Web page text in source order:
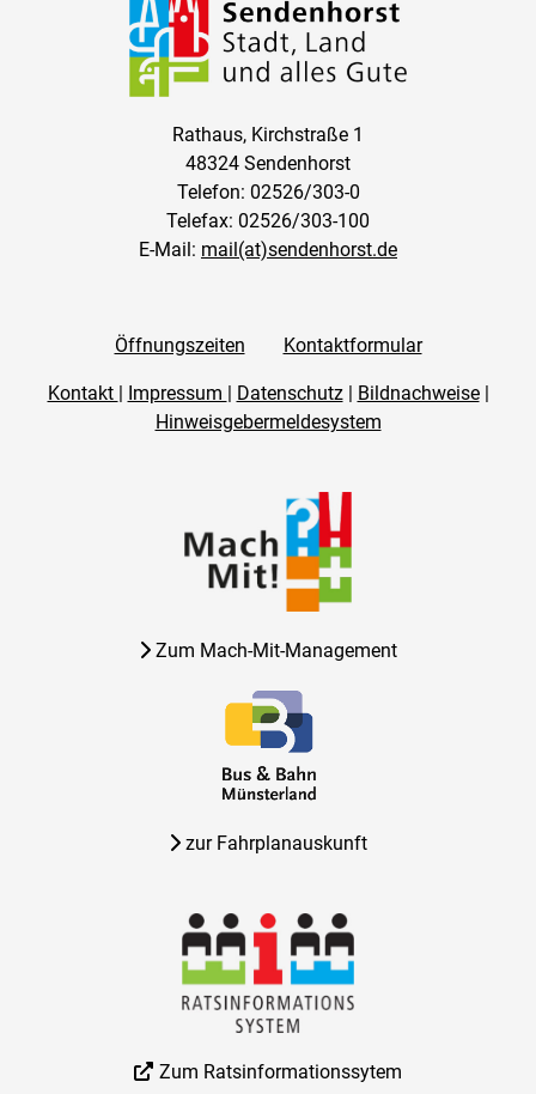
Rathaus, Kirchstraße 1
48324 Sendenhorst
Telefon: 02526/303-0
Telefax: 02526/303-100
E-Mail: mail(at)sendenhorst.de
Öffnungszeiten Kontaktformular
Kontakt | Impressum | Datenschutz| Bildnachweise|
Hinweisgebermeldesystem
Zum Mach-Mit-Management
zur Fahrplanauskunft
Zum Ratsinformationssytem